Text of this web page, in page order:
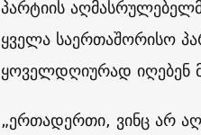
პარტიის
ყველა საერთაშორისო
ყოველდღიურად იღებენ
„ერთადერთი, ვინც არ